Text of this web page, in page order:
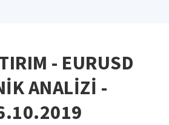
- EURUSD
ANALİZİ -